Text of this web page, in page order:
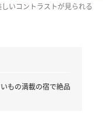
いコントラストが見られる
もの満載の宿で絶品